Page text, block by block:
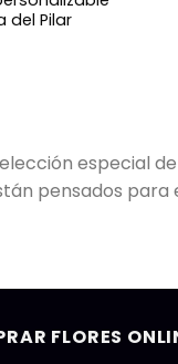
del Pilar
especial
pensados
FLORES